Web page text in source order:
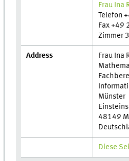
Frau Ina
Telefon
Fax +49
Zimmer
Address
Frau Ina
Münster
48149
Diese